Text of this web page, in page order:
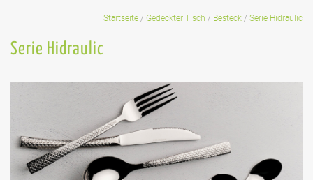
Startseite / Gedeckter Tisch / Besteck / Serie Hidraulic
Serie Hidraulic